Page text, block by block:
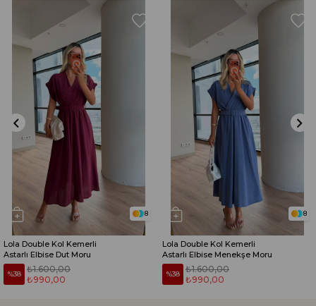
Lola Double Kol Kemerli
Astarlı Elbise Dut Moru
%38
₺990,00
₺1.600,00
8
Lola Double Kol Kemerli
Astarlı Elbise Menekşe Moru
%38
₺990,00
₺1.600,00
8